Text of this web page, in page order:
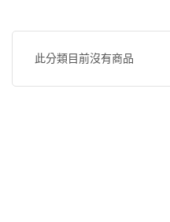
此分類目前沒有商品